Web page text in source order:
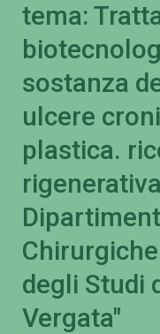
tema:
sostanza
ulcere
plastica.
degli Studi
Vergata"